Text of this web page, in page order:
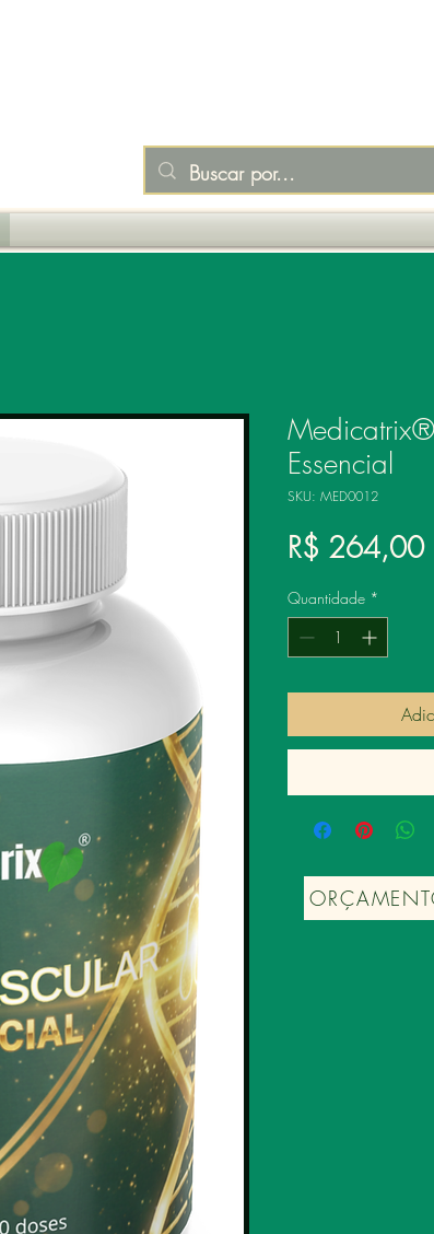
Essencial
SKU: MED0012
R$ 264,00
Quantidade *